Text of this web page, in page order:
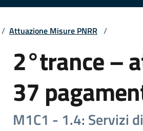
/ Attuazione Misure PNRR /
2°trance –
37
M1C1 - 1.4: Servizi